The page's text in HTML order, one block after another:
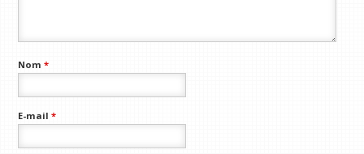
Nom*
E-mail*